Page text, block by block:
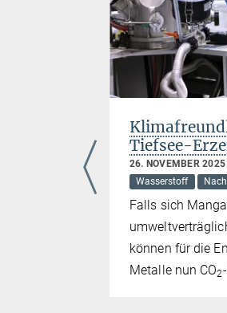
Tiefsee-
26. NOVEMBER 2025
Wasserstoff
Falls sich
können für die
Metalle nun CO2